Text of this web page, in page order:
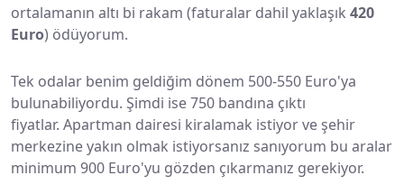
ortalamanın altı bi rakam (faturalar dahil yaklaşık 420
Euro) ödüyorum.
Tek odalar benim geldiğim dönem 500-550 Euro'ya
bulunabiliyordu. Şimdi ise 750 bandına çıktı
fiyatlar. Apartman dairesi kiralamak istiyor ve şehir
merkezine yakın olmak istiyorsanız sanıyorum bu aralar
minimum 900 Euro'yu gözden çıkarmanız gerekiyor.